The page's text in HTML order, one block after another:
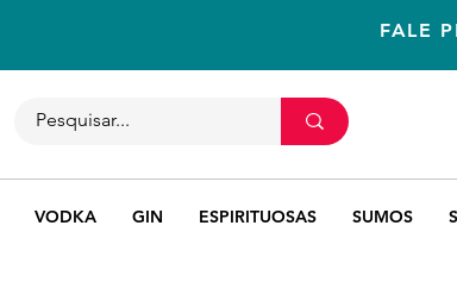
VODKA GIN ESPIRITUOSAS SUMOS
FALE